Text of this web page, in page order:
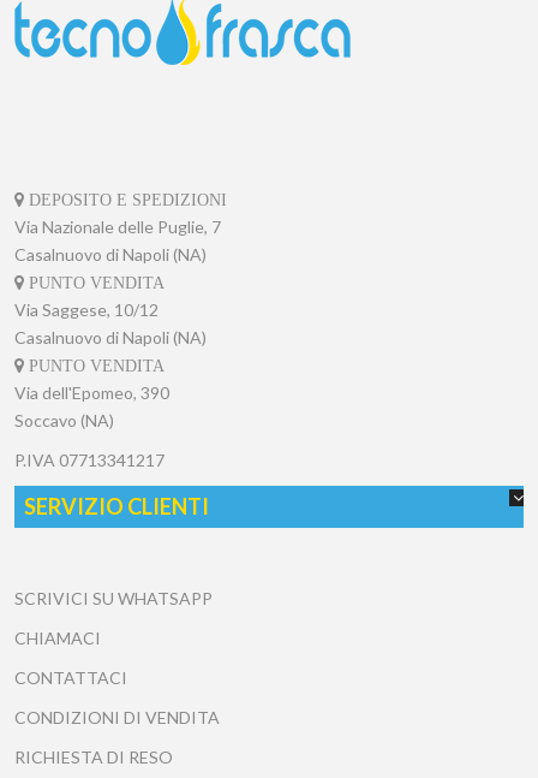
DEPOSITO E SPEDIZIONI
Via Nazionale delle Puglie, 7
Casalnuovo di Napoli (NA)
PUNTO VENDITA
Via Saggese, 10/12
Casalnuovo di Napoli (NA)
PUNTO VENDITA
Via dell'Epomeo, 390
Soccavo (NA)
P.IVA 07713341217
SERVIZIO CLIENTI
SCRIVICI SU WHATSAPP
CHIAMACI
CONTATTACI
CONDIZIONI DI VENDITA
RICHIESTA DI RESO